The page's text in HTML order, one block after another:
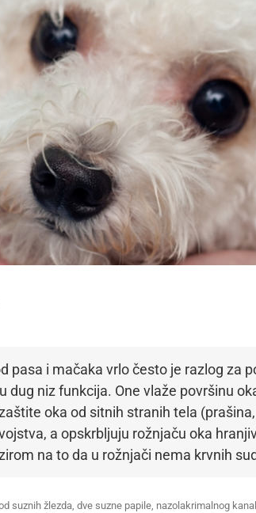
pasa i mačaka vrlo često je razlog za
dug niz funkcija. One vlaže površinu
oka od sitnih stranih tela
a opskrbljuju rožnjaču oka
na to da u rožnjači nema krvnih
suznih žlezda, dve suzne papile, nazolakrimalnog